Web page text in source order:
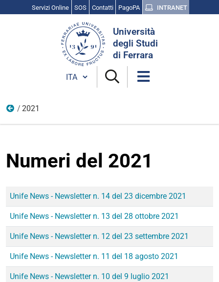
Servizi Online SOS Contatti PagoPA INTRANET
Università
degli Studi
di Ferrara
Cambia lingua
Newsletter UnifeNews
2021
Numeri del 2021
Titolo Immagine
Unife News - Newsletter n. 14 del 23 dicembre 2021
Unife News - Newsletter n. 13 del 28 ottobre 2021
Unife News - Newsletter n. 12 del 23 settembre 2021
Unife News - Newsletter n. 11 del 18 agosto 2021
Unife News - Newsletter n. 10 del 9 luglio 2021